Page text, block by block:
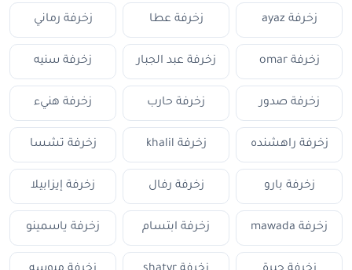
زخرفة ayaz زخرفة عطا زخرفة رماني
زخرفة omar زخرفة عبد الجبار زخرفة سنيه
زخرفة صدور زخرفة حارب زخرفة هنيء
زخرفة راهشنده زخرفة khalil زخرفة تشسا
زخرفة بارو زخرفة رفال زخرفة إيزابيلا
زخرفة mawada زخرفة ابتسام زخرفة ياسمينو